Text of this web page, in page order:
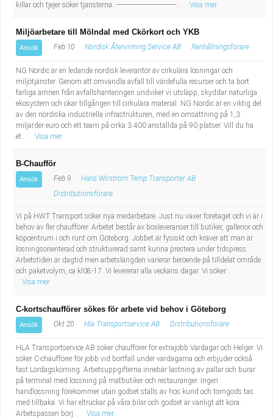
killar och tjejer söker tjänsterna. ---------------------------------...
Visa mer
Miljöarbetare till Mölndal med Ckörkort och YKB
Ansök Feb 10 Nordisk Återvinning Service AB Renhållningsförare
NG Nordic är en ledande nordisk leverantör av cirkulära lösningar och
miljötjänster. Genom att omvandla avfall till värdefulla resurser och ta bort
farliga ämnen från avfallshanteringen undviker vi utsläpp, skyddar naturliga
ekosystem och ökar tillgången till cirkulära material. NG Nordic är en viktig del
av den nordiska industriella infrastrukturen, med en omsättning på 1,3
miljarder euro och ett team på cirka 3 400 anställda på 90 platser. Vill du ha
et...
Visa mer
B-Chaufför
Ansök Feb 9
Hans Wirström Temp Transporter AB
Distributionsförare
Vi på HWT Transport söker nya medarbetare. Just nu växer företaget och vi är i
behov av fler chaufförer. Arbetet består av boxleveranser till butiker, gallerior och
köpcentrum i och runt om Göteborg. Jobbet är fysiskt och kräver att man är
lösningsorienterad och strukturerad samt kunna prestera under tidspress.
Arbetstiden är dagtid men arbetslängden varierar beroende på tilldelat område
och paketvolym, ca kl08-17. Vi levererar alla veckans dagar. Vi söker...
Visa mer
C-kortschaufförer sökes för arbete vid behov i Göteborg
Ansök Okt 20 Hla Transportservice AB Distributionsförare
HLA Transportservice AB söker chaufförer för extrajobb Vardagar och Helger. Vi
söker C-chaufförer för jobb vid bortfall under vardagarna och erbjuder också
fast Lördagskörning. Arbetsuppgifterna innebär lastning av pallar och burar
på terminal med lossning på matbutiker och restauranger. Ingen
handlossning förekommer utan godset ställs av hos kund och tomgods tas
med tillbaka. Vi har eltruckar på våra bilar och godset är vänligt att köra.
Arbetspassen börj...
Visa mer